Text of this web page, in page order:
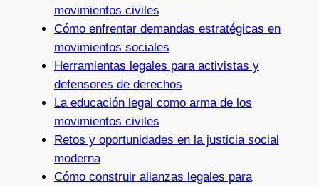
movimientos civiles
Cómo enfrentar demandas estratégicas en
movimientos sociales
Herramientas legales para activistas y
defensores de derechos
La educación legal como arma de los
movimientos civiles
Retos y oportunidades en la justicia social
moderna
Cómo construir alianzas legales para